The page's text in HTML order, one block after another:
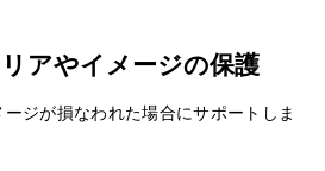
アやイメージの保護
ージが損なわれた場合にサポートしま